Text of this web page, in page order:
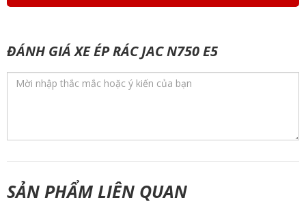
ĐÁNH GIÁ XE ÉP RÁC JAC N750 E5
SẢN PHẨM LIÊN QUAN